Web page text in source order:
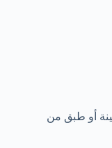
أو طبق من